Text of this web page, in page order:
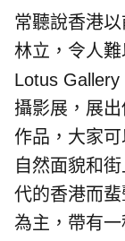
常聽說香港
林立，令人
Lotus
攝影展，展
作品，大家
自然面貌和
代的香港而
為主，帶有